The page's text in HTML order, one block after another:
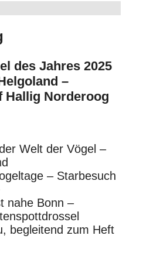
des Jahres 2025
–
Hallig Norderoog
Welt der Vögel –
– Starbesuch
nahe Bonn –
begleitend zum Heft